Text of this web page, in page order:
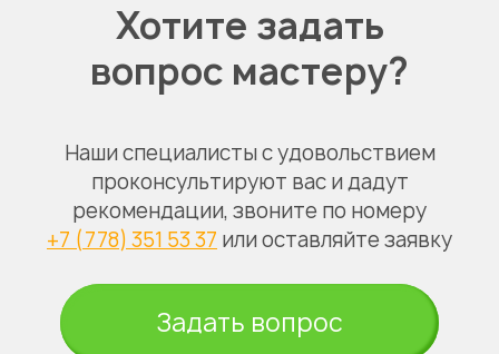
Хотите задать
вопрос мастеру?
Наши специалисты с удовольствием
проконсультируют вас и дадут
рекомендации, звоните по номеру
+7 (778) 351 53 37 или оставляйте заявку
Задать вопрос